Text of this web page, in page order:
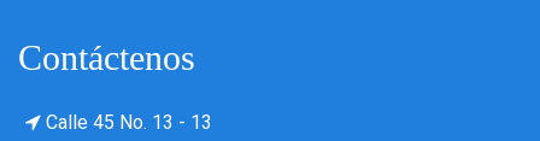
Contáctenos
Calle 45 No. 13 - 13